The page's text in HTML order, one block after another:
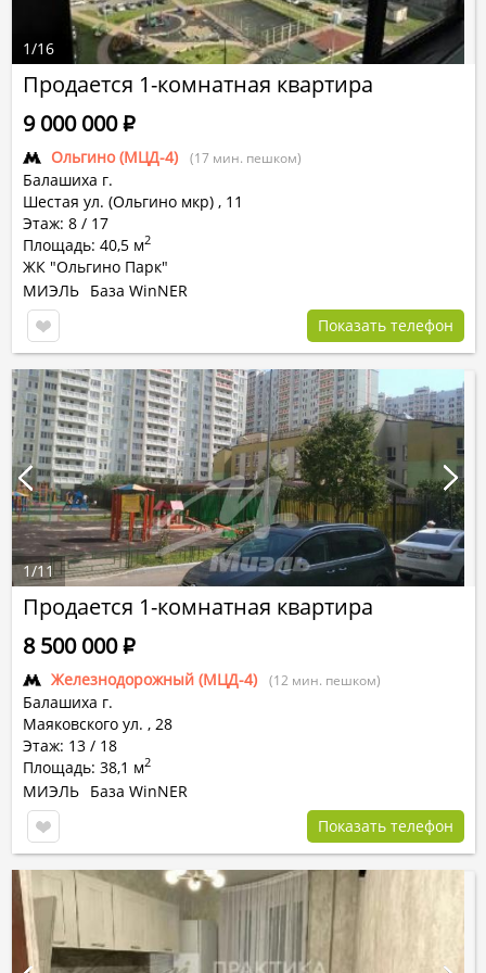
Продается 1-комнатная квартира
Ольгино (МЦД-4) (17 мин. пешком)
Балашиха г.
Шестая ул. (Ольгино мкр) , 11
Этаж: 8 / 17
Площадь: 40,5 м2
ЖК "Ольгино Парк"
9 000 000Р
МИЭЛЬ База WinNER
Показать телефон
1/16
Продается 1-комнатная квартира
Железнодорожный (МЦД-4) (12 мин. пешком)
Балашиха г.
Маяковского ул. , 28
Этаж: 13 / 18
Площадь: 38,1 м2
8 500 000Р
МИЭЛЬ База WinNER
Показать телефон
1/11